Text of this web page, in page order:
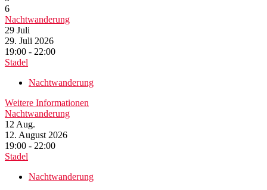
6
Nachtwanderung
29 Juli
29. Juli 2026
19:00 - 22:00
Stadel
Nachtwanderung
Weitere Informationen
Nachtwanderung
12 Aug.
12. August 2026
19:00 - 22:00
Stadel
Nachtwanderung